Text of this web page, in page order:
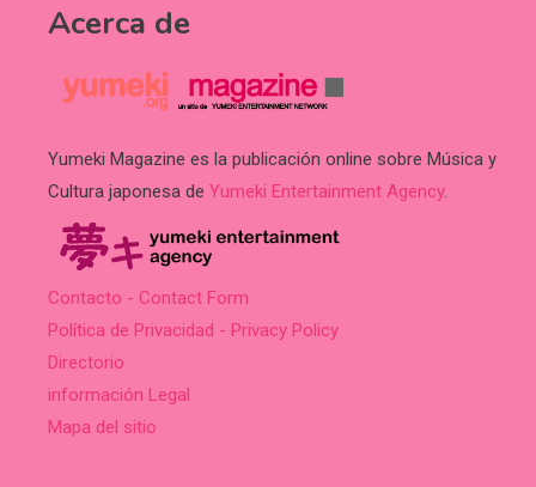
Acerca de
Yumeki Magazine es la publicación online sobre Música y
Cultura japonesa de Yumeki Entertainment Agency.
Contacto - Contact Form
Política de Privacidad - Privacy Policy
Directorio
información Legal
Mapa del sitio